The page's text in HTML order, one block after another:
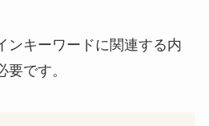
ンキーワードに関連する内
です。